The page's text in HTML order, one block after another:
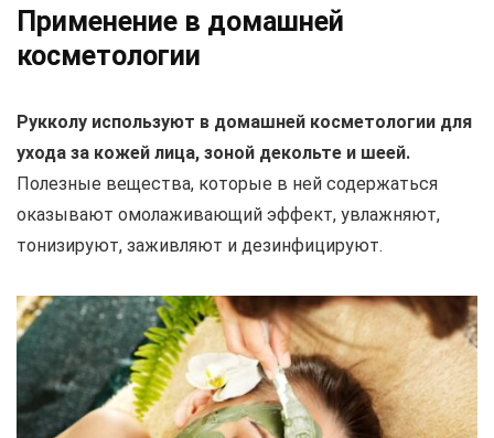
Применение в домашней
косметологии
Рукколу используют в домашней косметологии для
ухода за кожей лица, зоной декольте и шеей.
Полезные вещества, которые в ней содержаться
оказывают омолаживающий эффект, увлажняют,
тонизируют, заживляют и дезинфицируют.